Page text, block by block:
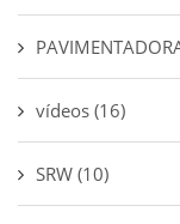
vídeos (16)
SRW (10)